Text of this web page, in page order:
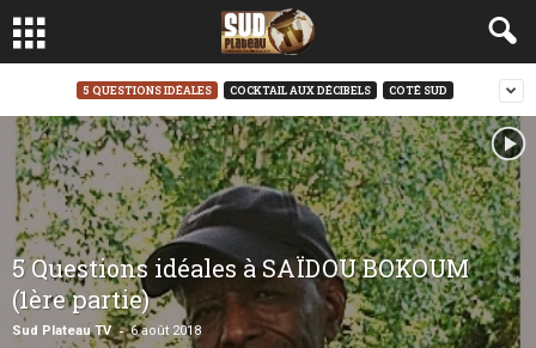
5 QUESTIONS IDÉALES COCKTAIL AUX DÉCIBELS COTÉ SUD
5 Questions idéales à SAÏDOU BOKOUM
(1ère partie)
Sud Plateau TV - 6 août 2018